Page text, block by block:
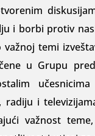
i borbi protiv
temi
u Grupu
radiju i
važnost